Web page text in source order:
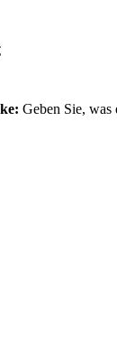
Geben Sie, was